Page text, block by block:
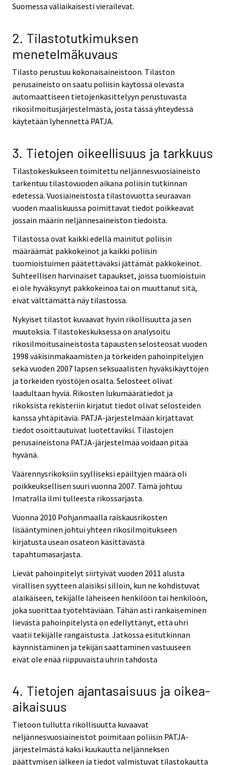
Suomessa väliaikaisesti vierailevat.
2. Tilastotutkimuksen
menetelmäkuvaus
Tilasto perustuu kokonaisaineistoon. Tilaston
perusaineisto on saatu poliisin käytössä olevasta
automaattiseen tietojenkäsittelyyn perustuvasta
rikosilmoitusjärjestelmästä, josta tässä yhteydessä
käytetään lyhennettä PATJA.
3. Tietojen oikeellisuus ja tarkkuus
Tilastokeskukseen toimitettu neljännesvuosiaineisto
tarkentuu tilastovuoden aikana poliisin tutkinnan
edetessä. Vuosiaineistosta tilastovuotta seuraavan
vuoden maaliskuussa poimittavat tiedot poikkeavat
jossain määrin neljännesaineiston tiedoista.
Tilastossa ovat kaikki edellä mainitut poliisin
määräämät pakkokeinot ja kaikki poliisin
tuomioistuimen päätettäväksi jättämät pakkokeinot.
Suhteellisen harvinaiset tapaukset, joissa tuomioistuin
ei ole hyväksynyt pakkokeinoa tai on muuttanut sitä,
eivät välttämättä näy tilastossa.
Nykyiset tilastot kuvaavat hyvin rikollisuutta ja sen
muutoksia. Tilastokeskuksessa on analysoitu
rikosilmoitusaineistosta tapausten selosteosat vuoden
1998 väkisinmakaamisten ja törkeiden pahoinpitelyjen
sekä vuoden 2007 lapsen seksuaalisten hyväksikäyttöjen
ja törkeiden ryöstöjen osalta. Selosteet olivat
laadultaan hyviä. Rikosten lukumäärätiedot ja
rikoksista rekisteriin kirjatut tiedot olivat selosteiden
kanssa yhtäpitäviä. PATJA-järjestelmään kirjattavat
tiedot osoittautuivat luotettaviksi. Tilastojen
perusaineistona PATJA-järjestelmää voidaan pitää
hyvänä.
Väärennysrikoksiin syylliseksi epäiltyjen määrä oli
poikkeuksellisen suuri vuonna 2007. Tämä johtuu
Imatralla ilmi tulleesta rikossarjasta.
Vuonna 2010 Pohjanmaalla raiskausrikosten
lisääntyminen johtui yhteen rikosilmoitukseen
kirjatusta usean osateon käsittävästä
tapahtumasarjasta.
Lievät pahoinpitelyt siirtyivät vuoden 2011 alusta
virallisen syytteen alaisiksi silloin, kun ne kohdistuvat
alaikäiseen, tekijälle läheiseen henkilöön tai henkilöön,
joka suorittaa työtehtäviään. Tähän asti rankaiseminen
lievästä pahoinpitelystä on edellyttänyt, että uhri
vaatii tekijälle rangaistusta. Jatkossa esitutkinnan
käynnistäminen ja tekijän saattaminen vastuuseen
eivät ole enää riippuvaista uhrin tahdosta
4. Tietojen ajantasaisuus ja oikea-
aikaisuus
Tietoon tullutta rikollisuutta kuvaavat
neljännesvuosiaineistot poimitaan poliisin PATJA-
järjestelmästä kaksi kuukautta neljänneksen
päättymisen jälkeen ja tiedot valmistuvat tilastokautta